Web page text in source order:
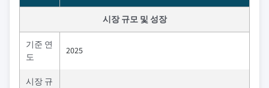
시장 규모 및 성장
기준 연
도
2025
시장 규